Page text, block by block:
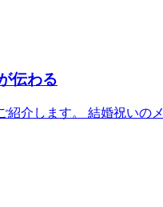
伝わる
介します。 結婚祝い